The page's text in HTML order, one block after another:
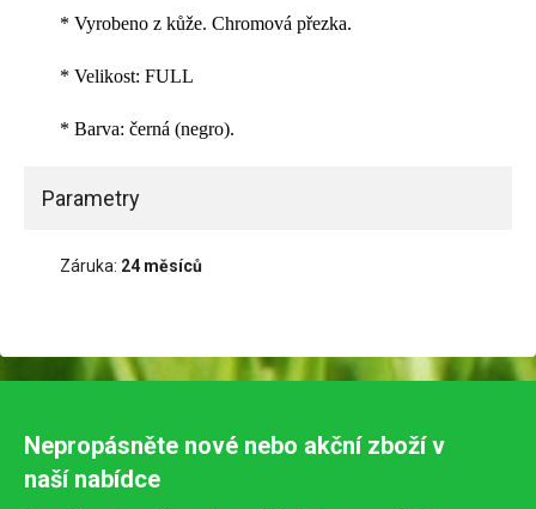
* Vyrobeno z kůže. Chromová přezka.
* Velikost: FULL
* Barva: černá (negro).
Parametry
Záruka: 24 měsíců
Nepropásněte nové nebo akční zboží v
naší nabídce